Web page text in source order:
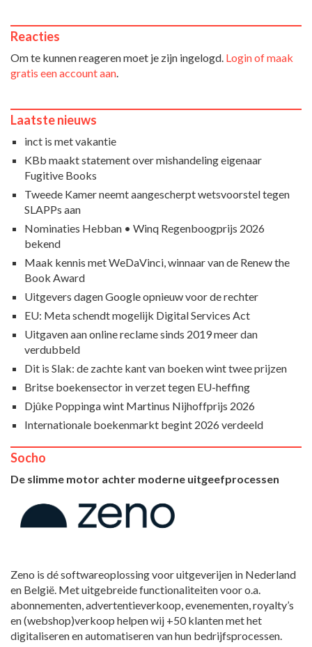
Reacties
Om te kunnen reageren moet je zijn ingelogd. Login of maak
gratis een account aan.
Laatste nieuws
inct is met vakantie
KBb maakt statement over mishandeling eigenaar
Fugitive Books
Tweede Kamer neemt aangescherpt wetsvoorstel tegen
SLAPPs aan
Nominaties Hebban • Winq Regenboogprijs 2026
bekend
Maak kennis met WeDaVinci, winnaar van de Renew the
Book Award
Uitgevers dagen Google opnieuw voor de rechter
EU: Meta schendt mogelijk Digital Services Act
Uitgaven aan online reclame sinds 2019 meer dan
verdubbeld
Dit is Slak: de zachte kant van boeken wint twee prijzen
Britse boekensector in verzet tegen EU-heffing
Djûke Poppinga wint Martinus Nijhoffprijs 2026
Internationale boekenmarkt begint 2026 verdeeld
Socho
De slimme motor achter moderne uitgeefprocessen
Zeno is dé softwareoplossing voor uitgeverijen in Nederland
en België. Met uitgebreide functionaliteiten voor o.a.
abonnementen, advertentieverkoop, evenementen, royalty’s
en (webshop)verkoop helpen wij +50 klanten met het
digitaliseren en automatiseren van hun bedrijfsprocessen.